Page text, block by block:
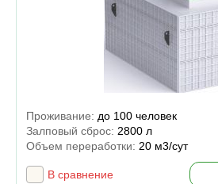
Проживание: до 100 человек
Залповый сброс: 2800 л
Объем переработки: 20 м3/сут
В сравнение